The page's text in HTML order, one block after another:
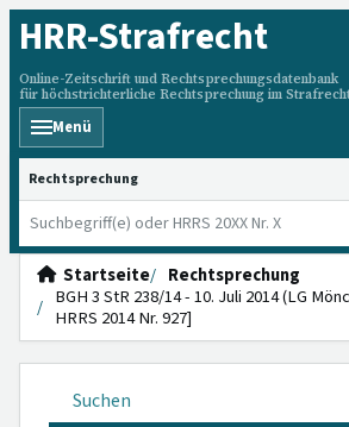
HRR-Strafrecht
Online-Zeitschrift und Rechtsprechungsdatenbank
für höchstrichterliche Rechtsprechung im
Menü
HRRS durchsuchen
Startseite
Rechtsprechung
BGH 3 StR 238/14 - 10. Juli 2014 (LG
HRRS 2014 Nr. 927]
Suchen